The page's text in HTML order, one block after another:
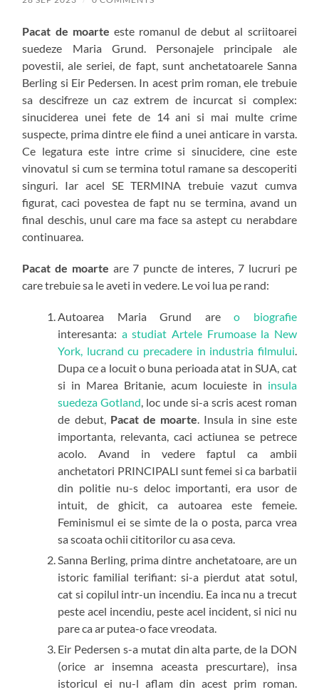
Pacat de moarte este romanul de debut al scriitoarei
suedeze Maria Grund. Personajele principale ale
povestii, ale seriei, de fapt, sunt anchetatoarele Sanna
Berling si Eir Pedersen. In acest prim roman, ele trebuie
sa descifreze un caz extrem de incurcat si complex:
sinuciderea unei fete de 14 ani si mai multe crime
suspecte, prima dintre ele fiind a unei anticare in varsta.
Ce legatura este intre crime si sinucidere, cine este
vinovatul si cum se termina totul ramane sa descoperiti
singuri. Iar acel SE TERMINA trebuie vazut cumva
figurat, caci povestea de fapt nu se termina, avand un
final deschis, unul care ma face sa astept cu nerabdare
continuarea.
Pacat de moarte are 7 puncte de interes, 7 lucruri pe
care trebuie sa le aveti in vedere. Le voi lua pe rand:
Autoarea Maria Grund areo biografie
interesanta: a studiat Artele Frumoase la New
York, lucrand cu precadere in industria filmului.
Dupa ce a locuit o buna perioada atat in SUA, cat
si in Marea Britanie, acum locuieste in insula
suedeza Gotland, loc unde si-a scris acest roman
de debut, Pacat de moarte. Insula in sine este
importanta, relevanta, caci actiunea se petrece
acolo. Avand in vedere faptul ca ambii
anchetatori PRINCIPALI sunt femei si ca barbatii
din politie nu-s deloc importanti, era usor de
intuit, de ghicit, ca autoarea este femeie.
Feminismul ei se simte de la o posta, parca vrea
sa scoata ochii cititorilor cu asa ceva.
Sanna Berling, prima dintre anchetatoare, are un
istoric familial terifiant: si-a pierdut atat sotul,
cat si copilul intr-un incendiu. Ea inca nu a trecut
peste acel incendiu, peste acel incident, si nici nu
pare ca ar putea-o face vreodata.
Eir Pedersen s-a mutat din alta parte, de la DON
(orice ar insemna aceasta prescurtare), insa
istoricul ei nu-l aflam din acest prim roman.